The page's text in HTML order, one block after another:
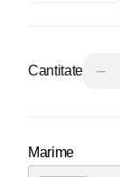
Cantitate −
Marime